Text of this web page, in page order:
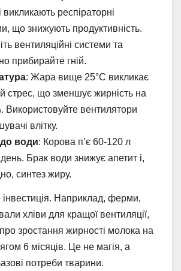
викликають респіраторні
що знижують продуктивність.
вентиляційні системи та
прибирайте гній.
: Жара вище 25°C викликає
стрес, що зменшує жирність на
Використовуйте вентилятори
влітку.
води: Корова п’є 60-120 л
Брак води знижує апетит і,
синтез жиру.
Наприклад, ферми,
хліви для кращої вентиляції,
зростання жирності молока на
6 місяців. Це не магія, а
потреби тварини.